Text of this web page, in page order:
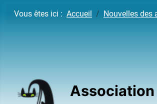
Vous êtes ici : Accueil Nouvelles des
Association